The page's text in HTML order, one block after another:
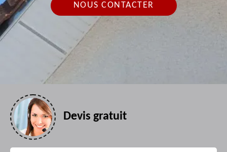
NOUS CONTACTER
Devis gratuit